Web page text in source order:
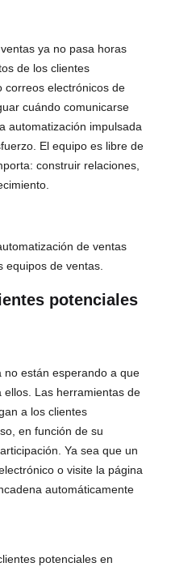
ya no pasa horas
de los clientes
correos electrónicos de
cuándo comunicarse
automatización impulsada
El equipo es libre de
construir relaciones,
de ventas
equipos de ventas.
potenciales
no están esperando a que
ellos. Las herramientas de
a los clientes
en función de su
Ya sea que un
o visite la página
automáticamente
potenciales en